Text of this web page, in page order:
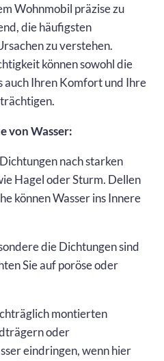
Wohnmobil präzise zu
die häufigsten
zu verstehen.
können sowohl die
auch Ihren Komfort und Ihre
von Wasser:
nach starken
Hagel oder Sturm. Dellen
können Wasser ins Innere
die Dichtungen sind
Sie auf poröse oder
montierten
oder
eindringen, wenn hier